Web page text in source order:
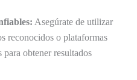
Asegúrate de utilizar
reconocidos o plataformas
obtener resultados